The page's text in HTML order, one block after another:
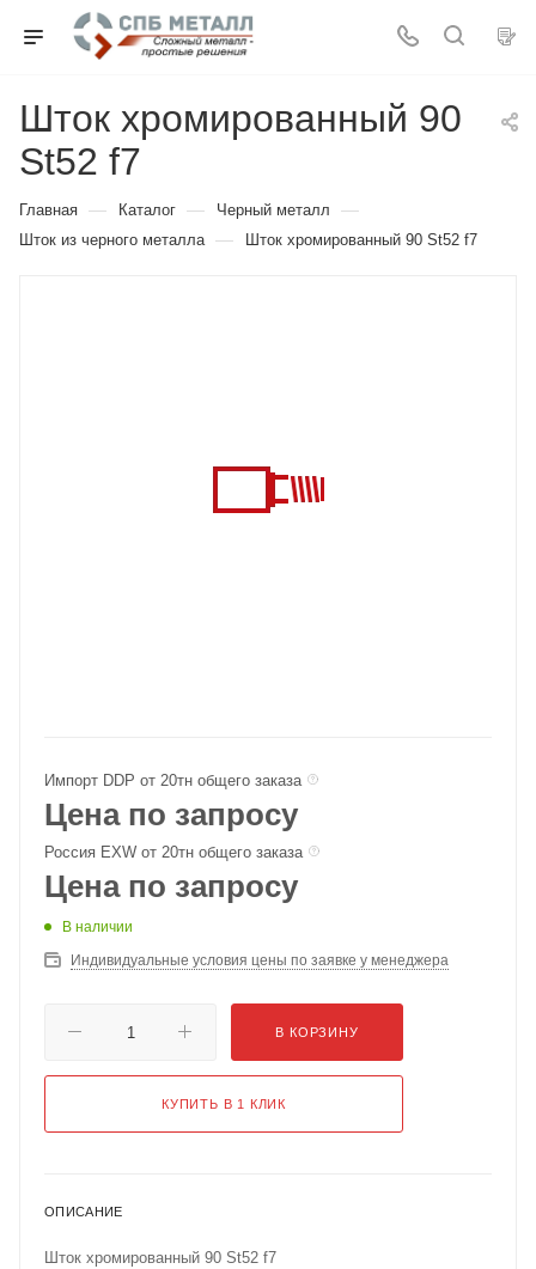
Шток хромированный 90
St52 f7
Главная — Каталог — Черный металл —
Шток из черного металла — Шток хромированный 90 St52 f7
Импорт DDP от 20тн общего заказа
Цена по запросу
Россия EXW от 20тн общего заказа
Цена по запросу
В наличии
Индивидуальные условия цены по заявке у менеджера
В КОРЗИНУ
КУПИТЬ В 1 КЛИК
ОПИСАНИЕ
Шток хромированный 90 St52 f7